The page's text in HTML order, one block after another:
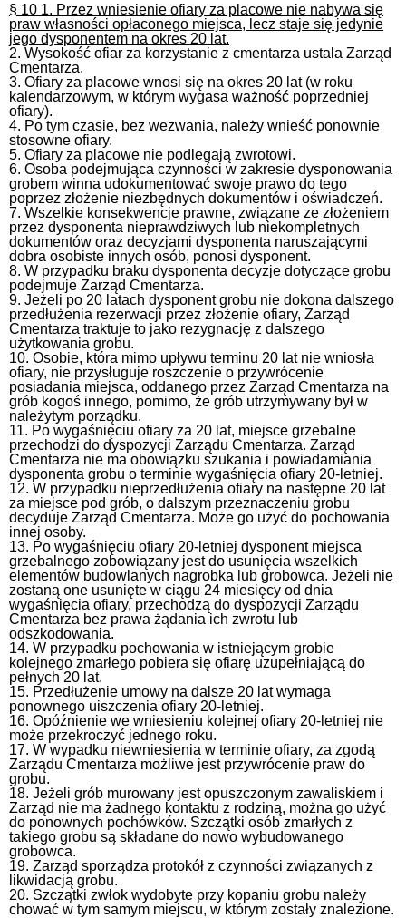
§ 10 1. Przez wniesienie ofiary za placowe nie nabywa się
praw własności opłaconego miejsca, lecz staje się jedynie
jego dysponentem na okres 20 lat.
2. Wysokość ofiar za korzystanie z cmentarza ustala Zarząd
Cmentarza.
3. Ofiary za placowe wnosi się na okres 20 lat (w roku
kalendarzowym, w którym wygasa ważność poprzedniej
ofiary).
4. Po tym czasie, bez wezwania, należy wnieść ponownie
stosowne ofiary.
5. Ofiary za placowe nie podlegają zwrotowi.
6. Osoba podejmująca czynności w zakresie dysponowania
grobem winna udokumentować swoje prawo do tego
poprzez złożenie niezbędnych dokumentów i oświadczeń.
7. Wszelkie konsekwencje prawne, związane ze złożeniem
przez dysponenta nieprawdziwych lub niekompletnych
dokumentów oraz decyzjami dysponenta naruszającymi
dobra osobiste innych osób, ponosi dysponent.
8. W przypadku braku dysponenta decyzje dotyczące grobu
podejmuje Zarząd Cmentarza.
9. Jeżeli po 20 latach dysponent grobu nie dokona dalszego
przedłużenia rezerwacji przez złożenie ofiary, Zarząd
Cmentarza traktuje to jako rezygnację z dalszego
użytkowania grobu.
10. Osobie, która mimo upływu terminu 20 lat nie wniosła
ofiary, nie przysługuje roszczenie o przywrócenie
posiadania miejsca, oddanego przez Zarząd Cmentarza na
grób kogoś innego, pomimo, że grób utrzymywany był w
należytym porządku.
11. Po wygaśnięciu ofiary za 20 lat, miejsce grzebalne
przechodzi do dyspozycji Zarządu Cmentarza. Zarząd
Cmentarza nie ma obowiązku szukania i powiadamiania
dysponenta grobu o terminie wygaśnięcia ofiary 20-letniej.
12. W przypadku nieprzedłużenia ofiary na następne 20 lat
za miejsce pod grób, o dalszym przeznaczeniu grobu
decyduje Zarząd Cmentarza. Może go użyć do pochowania
innej osoby.
13. Po wygaśnięciu ofiary 20-letniej dysponent miejsca
grzebalnego zobowiązany jest do usunięcia wszelkich
elementów budowlanych nagrobka lub grobowca. Jeżeli nie
zostaną one usunięte w ciągu 24 miesięcy od dnia
wygaśnięcia ofiary, przechodzą do dyspozycji Zarządu
Cmentarza bez prawa żądania ich zwrotu lub
odszkodowania.
14. W przypadku pochowania w istniejącym grobie
kolejnego zmarłego pobiera się ofiarę uzupełniającą do
pełnych 20 lat.
15. Przedłużenie umowy na dalsze 20 lat wymaga
ponownego uiszczenia ofiary 20-letniej.
16. Opóźnienie we wniesieniu kolejnej ofiary 20-letniej nie
może przekroczyć jednego roku.
17. W wypadku niewniesienia w terminie ofiary, za zgodą
Zarządu Cmentarza możliwe jest przywrócenie praw do
grobu.
18. Jeżeli grób murowany jest opuszczonym zawaliskiem i
Zarząd nie ma żadnego kontaktu z rodziną, można go użyć
do ponownych pochówków. Szczątki osób zmarłych z
takiego grobu są składane do nowo wybudowanego
grobowca.
19. Zarząd sporządza protokół z czynności związanych z
likwidacją grobu.
20. Szczątki zwłok wydobyte przy kopaniu grobu należy
chować w tym samym miejscu, w którym zostały znalezione.